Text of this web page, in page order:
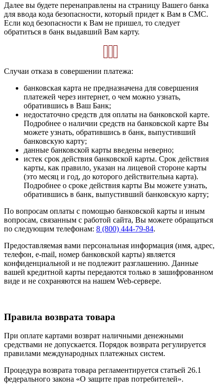
Далее вы будете перенаправлены на страницу Вашего банка
для ввода кода безопасности, который придет к Вам в СМС.
Если код безопасности к Вам не пришел, то следует
обратиться в банк выдавший Вам карту.
Случаи отказа в совершении платежа:
банковская карта не предназначена для совершения
платежей через интернет, о чем можно узнать,
обратившись в Ваш Банк;
недостаточно средств для оплаты на банковской карте.
Подробнее о наличии средств на банковской карте Вы
можете узнать, обратившись в банк, выпустивший
банковскую карту;
данные банковской карты введены неверно;
истек срок действия банковской карты. Срок действия
карты, как правило, указан на лицевой стороне карты
(это месяц и год, до которого действительна карта).
Подробнее о сроке действия карты Вы можете узнать,
обратившись в банк, выпустивший банковскую карту;
По вопросам оплаты с помощью банковской карты и иным
вопросам, связанным с работой сайта, Вы можете обращаться
по следующим телефонам: 8 (800) 444-79-84.
Предоставляемая вами персональная информация (имя, адрес,
телефон, e-mail, номер банковской карты) является
конфиденциальной и не подлежит разглашению. Данные
вашей кредитной карты передаются только в зашифрованном
виде и не сохраняются на нашем Web-сервере.
Правила возврата товара
При оплате картами возврат наличными денежными
средствами не допускается. Порядок возврата регулируется
правилами международных платежных систем.
Процедура возврата товара регламентируется статьей 26.1
федерального закона «О защите прав потребителей».